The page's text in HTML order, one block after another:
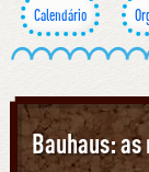
Calendário
Bauhaus: